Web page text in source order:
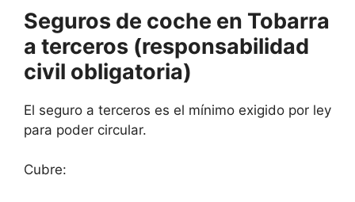
Seguros de coche en Tobarra
a terceros (responsabilidad
civil obligatoria)
El seguro a terceros es el mínimo exigido por ley
para poder circular.
Cubre: